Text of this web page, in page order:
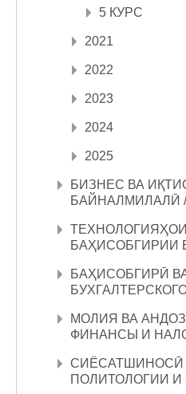
5 КУРС
2021
2022
2023
2024
2025
БИЗНЕС ВА
БАЙНАЛМИЛАЛӢ /
БАҲИСОБГИРИИ
БАҲИСОБГИРӢ
МОЛИЯ ВА АНДОЗ
ФИНАНСЫ И
СИЁСАТШИНОСӢ
ПОЛИТОЛОГИИ И